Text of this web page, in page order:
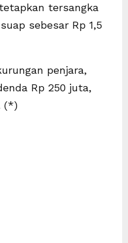
tersangka
sebesar Rp 1,5
penjara,
Rp 250 juta,
(*)